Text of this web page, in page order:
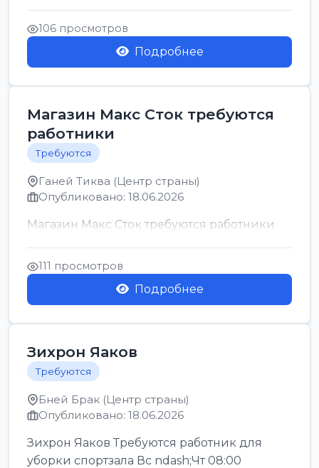
позицию возможна дом...
106 просмотров
Подробнее
Магазин Макс Сток требуются
работники
Требуются
Ганей Тиква (Центр страны)
Опубликовано: 18.06.2026
Магазин Макс Сток требуются работники
111 просмотров
Подробнее
Зихрон Яаков
Требуются
Бней Брак (Центр страны)
Опубликовано: 18.06.2026
Зихрон Яаков Требуются работник для
уборки спортзала Вс ndash;Чт 08:00